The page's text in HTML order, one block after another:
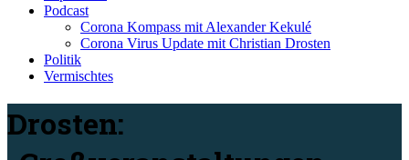
Podcast
Corona Kompass mit Alexander Kekulé
Corona Virus Update mit Christian Drosten
Politik
Vermischtes
Drosten: